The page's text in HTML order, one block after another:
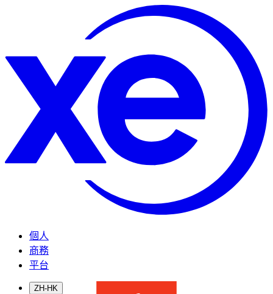
個人
商務
平台
ZH-HK